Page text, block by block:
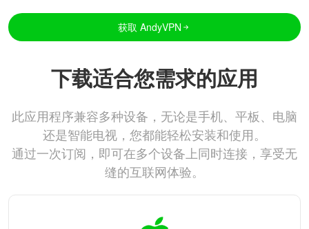
获取 AndyVPN
下载适合您需求的应用
此应用程序兼容多种设备，无论是手机、平板、电脑
还是智能电视，您都能轻松安装和使用。
通过一次订阅，即可在多个设备上同时连接，享受无
缝的互联网体验。